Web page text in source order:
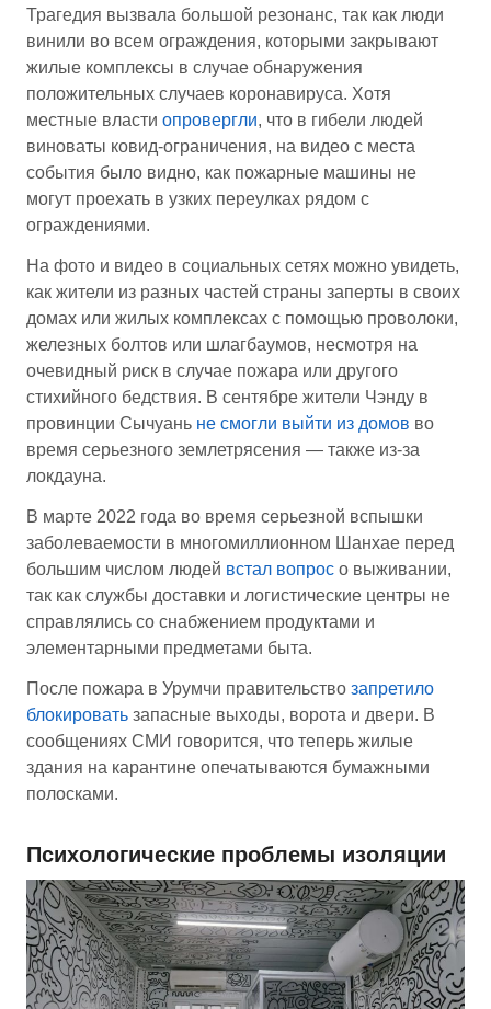
Трагедия вызвала большой резонанс, так как люди
винили во всем ограждения, которыми закрывают
жилые комплексы в случае обнаружения
положительных случаев коронавируса. Хотя
местные власти опровергли, что в гибели людей
виноваты ковид-ограничения, на видео с места
события было видно, как пожарные машины не
могут проехать в узких переулках рядом с
ограждениями.
На фото и видео в социальных сетях можно увидеть,
как жители из разных частей страны заперты в своих
домах или жилых комплексах с помощью проволоки,
железных болтов или шлагбаумов, несмотря на
очевидный риск в случае пожара или другого
стихийного бедствия. В сентябре жители Чэнду в
провинции Сычуань не смогли выйти из домов во
время серьезного землетрясения — также из-за
локдауна.
В марте 2022 года во время серьезной вспышки
заболеваемости в многомиллионном Шанхае перед
большим числом людей встал вопрос о выживании,
так как службы доставки и логистические центры не
справлялись со снабжением продуктами и
элементарными предметами быта.
После пожара в Урумчи правительство запретило
блокировать запасные выходы, ворота и двери. В
сообщениях СМИ говорится, что теперь жилые
здания на карантине опечатываются бумажными
полосками.
Психологические проблемы изоляции